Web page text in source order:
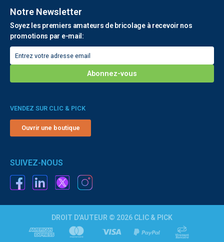
Notre Newsletter
Soyez les premiers amateurs de bricolage à recevoir nos
promotions par e-mail:
VENDEZ SUR CLIC & PICK
Ouvrir une boutique
SUIVEZ-NOUS
DROIT D'AUTEUR © 2026 CLIC & PICK